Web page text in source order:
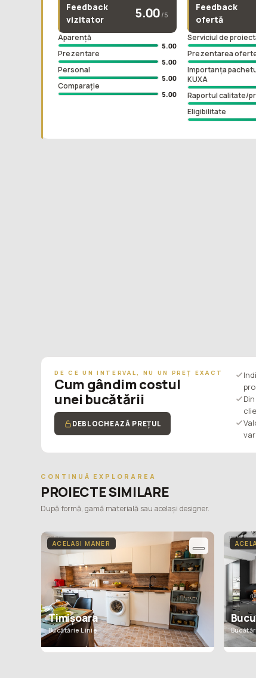
Feedback
vizitator
5.00 /5
Aparență
5.00
Prezentare
5.00
Personal
5.00
Comparație
5.00
Feedback
ofertă
Serviciul de
Prezentarea
Importanța
KUXA
Raportul calitate/
Eligibilitate
DE CE UN INTERVAL, NU UN PREȚ EXACT
Cum gândim costul
unei bucătării
DEBLOCHEAZĂ PREȚUL
CONTINUĂ EXPLORAREA
PROIECTE SIMILARE
După formă, gamă materială sau același designer.
ACELASI MANER
Timișoara
Bucătărie Linie